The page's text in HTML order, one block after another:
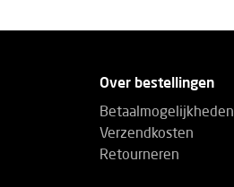
Over bestellingen
Betaalmogelijkheden
Verzendkosten
Retourneren